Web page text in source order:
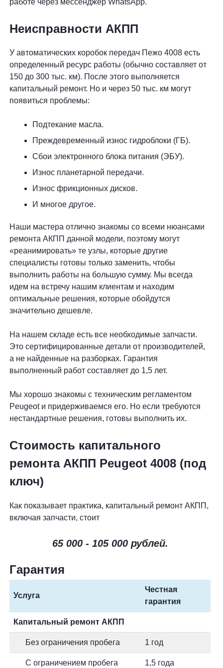
работе через мессенджер WhatsApp.
Неисправности АКПП
У автоматических коробок передач Пежо 4008 есть
определенный ресурс работы (обычно составляет от
150 до 300 тыс. км). После этого выполняется
капитальный ремонт. Но и через 50 тыс. км могут
появиться проблемы:
Подтекание масла.
Преждевременный износ гидроблоки (ГБ).
Сбои электронного блока питания (ЭБУ).
Износ планетарной передачи.
Износ фрикционных дисков.
И многое другое.
Наши мастера отлично знакомы со всеми нюансами
ремонта АКПП данной модели, поэтому могут
«реанимировать» те узлы, которые другие
специалисты готовы только заменить, чтобы
выполнить работы на большую сумму. Мы всегда
идем на встречу нашим клиентам и находим
оптимальные решения, которые обойдутся
значительно дешевле.
На нашем складе есть все необходимые запчасти.
Это сертифицированные детали от производителей,
а не найденные на разборках. Гарантия
выполненный работ составляет до 1,5 лет.
Мы хорошо знакомы с техническим регламентом
Peugeot и придерживаемся его. Но если требуются
нестандартные решения, готовы выполнить их.
Стоимость капитального
ремонта АКПП Peugeot 4008 (под
ключ)
Как показывает практика, капитальный ремонт АКПП,
включая запчасти, стоит
65 000 - 105 000 рублей.
Гарантия
Услуга
Честная
гарантия
Капитальный ремонт АКПП
Без ограничения пробега 1 год
С ограничением пробега 1,5 года